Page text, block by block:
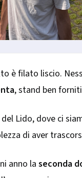
è filato liscio.
, stand ben
Lido, dove ci
di aver
anno laseconda